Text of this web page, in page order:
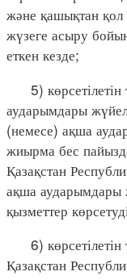
және қашықтан қол
жүзеге асыру
еткен кезде;
5) көрсетілетін
аударымдары
(немесе) ақша
жиырма бес
Қазақстан
ақша аударымдары
қызметтер
6) көрсетілетін
Қазақстан